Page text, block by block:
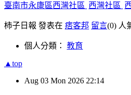
臺南市永康區西灣社區 西灣社區
柿子日報 發表在 痞客邦 留言(0) 人
個人分類： 教育
▲top
Aug 03 Mon 2026 22:14